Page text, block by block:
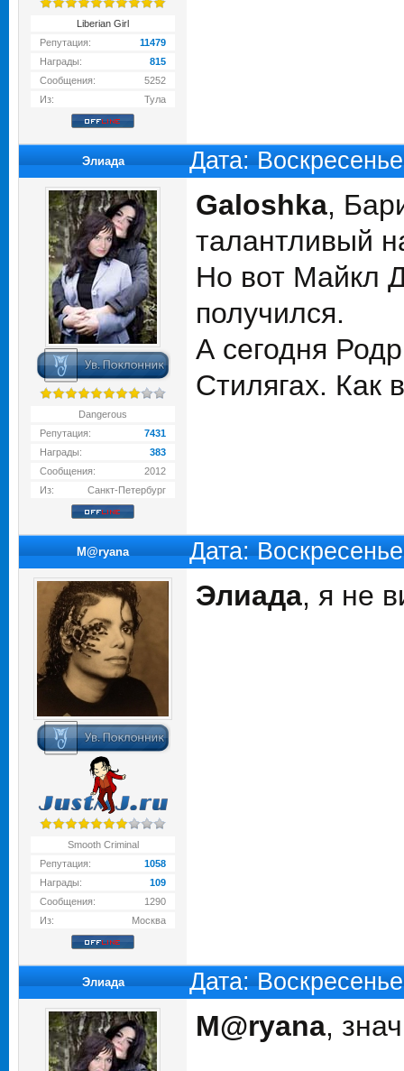
Liberian Girl
Репутация:
11479
Награды:
815
Сообщения:
5252
Из:
Тула
Элиада Дата:
Dangerous
Репутация:
7431
Награды:
383
Сообщения:
2012
Из:
Санкт-Петербург
Galoshka,
талантливый
Но вот Майкл
получился.
А сегодня
Стилягах. Как
M@ryana Дата:
Smooth Criminal
Репутация:
1058
Награды:
109
Сообщения:
1290
Из:
Москва
Элиада, я не
Элиада Дата:
M@ryana,